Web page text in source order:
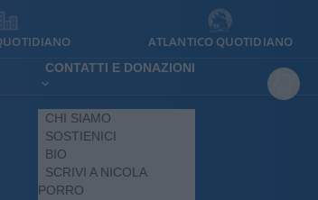
ATLANTICO QUOTIDIANO
CONTATTI E DONAZIONI
CHI SIAMO
SOSTIENICI
BIO
SCRIVI A NICOLA
PORRO